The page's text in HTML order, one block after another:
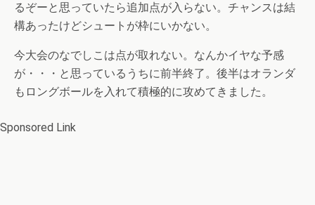
るぞーと思っていたら追加点が入らない。チャンスは結
構あったけどシュートが枠にいかない。
今大会のなでしこは点が取れない。なんかイヤな予感
が・・・と思っているうちに前半終了。後半はオランダ
もロングボールを入れて積極的に攻めてきました。
Sponsored Link